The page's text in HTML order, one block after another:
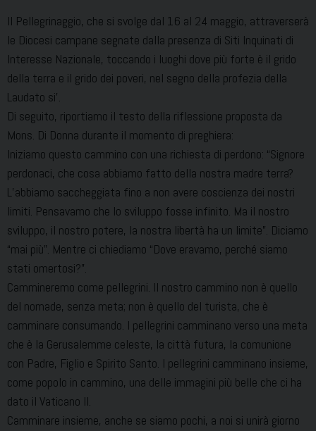
Il Pellegrinaggio, che si svolge dal 16 al 24 maggio, attraverserà
le Diocesi campane segnate dalla presenza di Siti Inquinati di
Interesse Nazionale, toccando i luoghi dove più forte è il grido
della terra e il grido dei poveri, nel segno della profezia della
Laudato si’.
Di seguito, riportiamo il testo della riflessione proposta da
Mons. Di Donna durante il momento di preghiera:
Iniziamo questo cammino con una richiesta di perdono: “Signore
perdonaci, che cosa abbiamo fatto della nostra madre terra?
L’abbiamo saccheggiata fino a non avere coscienza dei nostri
limiti. Pensavamo che lo sviluppo fosse infinito. Ma il nostro
sviluppo, il nostro potere, la nostra libertà ha un limite”. Diciamo
“mai più”. Mentre ci chiediamo “Dove eravamo, perché siamo
stati omertosi?”.
Cammineremo come pellegrini. Il nostro cammino non è quello
del nomade, senza meta; non è quello del turista, che è
camminare consumando. I pellegrini camminano verso una meta
che è la Gerusalemme celeste, la città futura, la comunione
con Padre, Figlio e Spirito Santo. I pellegrini camminano insieme,
come popolo in cammino, una delle immagini più belle che ci ha
dato il Vaticano II.
Camminare insieme, anche se siamo pochi, a noi si unirà giorno